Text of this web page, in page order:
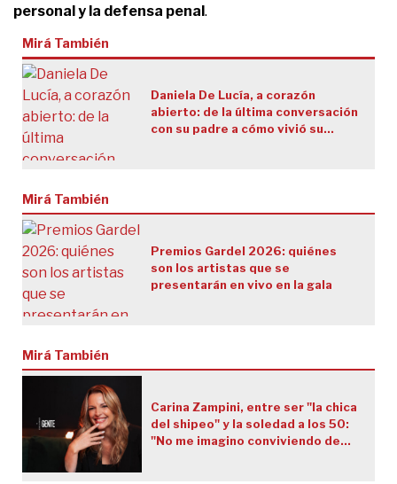
personal y la defensa penal .
Mirá También
Daniela De Lucía, a corazón
abierto: de la última conversación
con su padre a cómo vivió su
Mirá También
Premios Gardel 2026: quiénes
son los artistas que se
presentarán en vivo en la gala
Mirá También
Carina Zampini, entre ser "la chica
del shipeo" y la soledad a los 50:
"No me imagino conviviendo de